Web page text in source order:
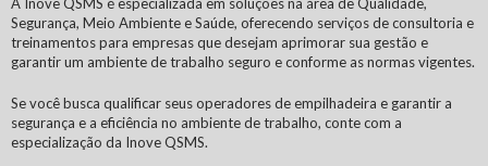
A Inove QSMS é especializada em soluções na área de Qualidade,
Segurança, Meio Ambiente e Saúde, oferecendo serviços de consultoria e
treinamentos para empresas que desejam aprimorar sua gestão e
garantir um ambiente de trabalho seguro e conforme as normas vigentes.
Se você busca qualificar seus operadores de empilhadeira e garantir a
segurança e a eficiência no ambiente de trabalho, conte com a
especialização da Inove QSMS.